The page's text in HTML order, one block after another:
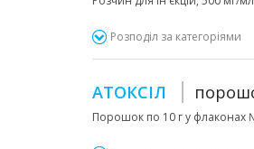
Розподіл за категоріями
АТОКСІЛ
Порошок по 10 г у флаконах